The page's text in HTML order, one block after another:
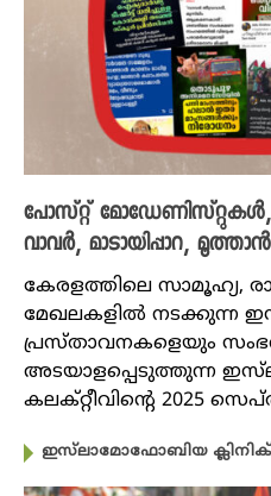
പോസ്റ്റ്
വാവർ, മാടായിപ്പാറ,
കേരളത്തിലെ സാമൂഹ്യ,
മേഖലകളിൽ നടക്കുന്ന
പ്രസ്താവനകളെയും
അടയാളപ്പെടുത്തുന്ന
കലക്റ്റീവിന്റെ 2025
ഇസ്‌ലാമോഫോബിയ ക്ലിനിക്